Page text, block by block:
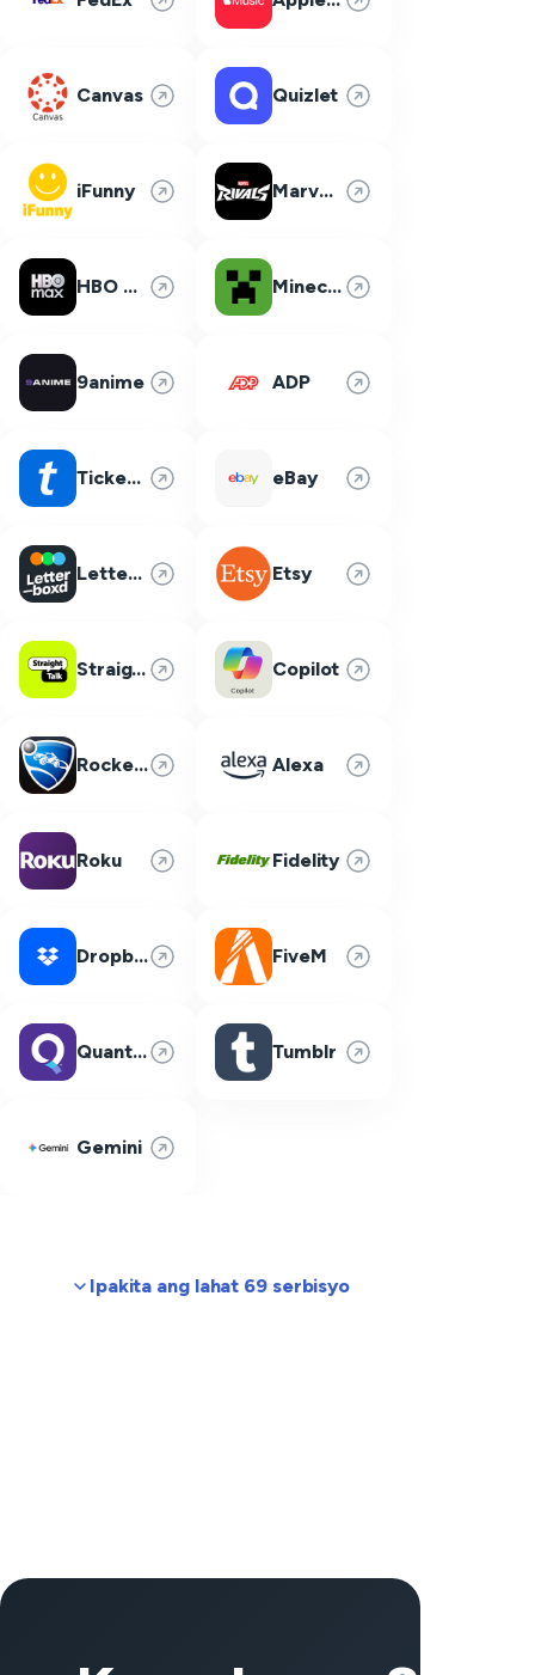
Canvas Quizlet
iFunny Marvel Rivals
HBO Max Minecraft
9anime ADP
Ticketmaster eBay
Letterboxd Etsy
Straight Talk Copilot
Rocket League Alexa
Roku Fidelity
Dropbox FiveM
Quantum Fiber Tumblr
Gemini
Ipakita ang lahat 69 serbisyo